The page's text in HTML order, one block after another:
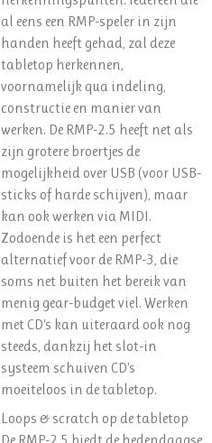
al eens een RMP-speler in zijn
handen heeft gehad, zal deze
tabletop herkennen,
voornamelijk qua indeling,
constructie en manier van
werken. De RMP-2.5 heeft net als
zijn grotere broertjes de
mogelijkheid over USB (voor USB-
sticks of harde schijven), maar
kan ook werken via MIDI.
Zodoende is het een perfect
alternatief voor de RMP-3, die
soms net buiten het bereik van
menig gear-budget viel. Werken
met CD's kan uiteraard ook nog
steeds, dankzij het slot-in
systeem schuiven CD's
moeiteloos in de tabletop.
Loops & scratch op de tabletop